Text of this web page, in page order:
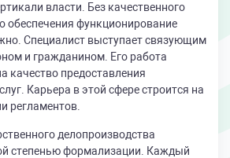
власти. Без качественного
обеспечения функционирование
Специалист выступает связующим
и гражданином. Его работа
качество предоставления
Карьера в этой сфере строится на
регламентов.
делопроизводства
степенью формализации. Каждый